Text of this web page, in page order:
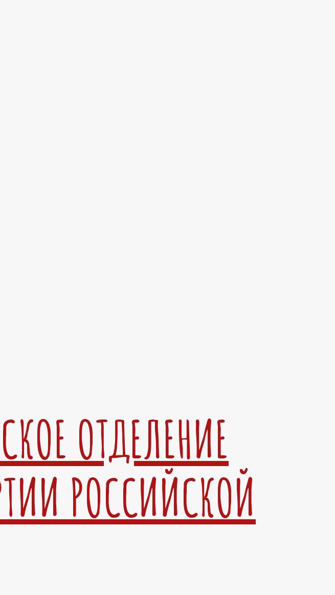
ОТДЕЛЕНИЕ
РОССИЙСКОЙ